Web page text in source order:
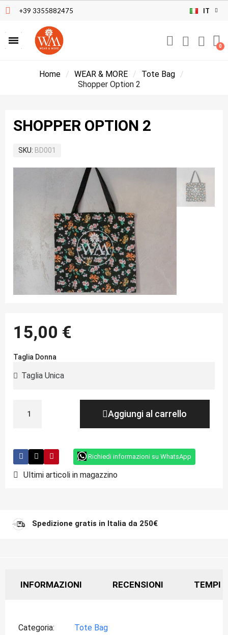
+39 3355882475 IT
Home WEAR & MORE
Tote Bag
Shopper Option 2
SHOPPER OPTION 2
SKU BD001
15,00 €
Taglia Donna
Aggiungi al carrello
Richiedi informazioni su WhatsApp
Ultimi articoli in magazzino
Spedizione gratis in Italia da 250€
INFORMAZIONI RECENSIONI TEMPI
Categoria
Tote Bag